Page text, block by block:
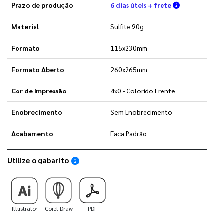
Prazo de produção 6 dias úteis + frete Verifique
Material Sulfite 90g
Formato 115x230mm
Formato Aberto 260x265mm
Cor de Impressão 4x0 - Colorido Frente
Enobrecimento Sem Enobrecimento
Acabamento Faca Padrão
Utilize o gabarito Saiba como utilizar os nossos gabaritos
Illustrator Corel Draw PDF